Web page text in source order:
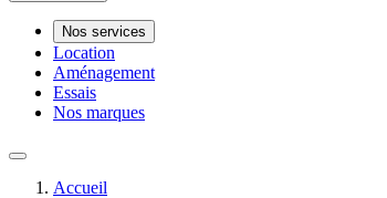
Nos services
Location
Aménagement
Essais
Nos marques
Accueil